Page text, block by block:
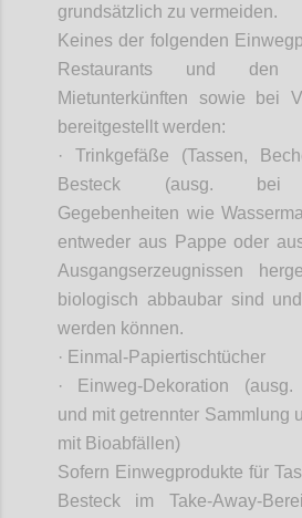
grundsätzlich zu vermeiden.
Keines der folgenden
Restaurants und
Mietunterkünften sowie bei
bereitgestellt werden:
· Trinkgefäße (Tassen,
Besteck (ausg. bei
Gegebenheiten wie
entweder aus Pappe oder
Ausgangserzeugnissen
biologisch abbaubar sind
werden können.
· Einmal-Papiertischtücher
· Einweg-Dekoration (ausg.
und mit getrennter Sammlung
mit Bioabfällen)
Sofern Einwegprodukte für
Besteck im Take-Away-